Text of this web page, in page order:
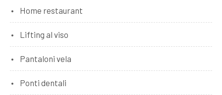
Home restaurant
Lifting al viso
Pantaloni vela
Ponti dentali